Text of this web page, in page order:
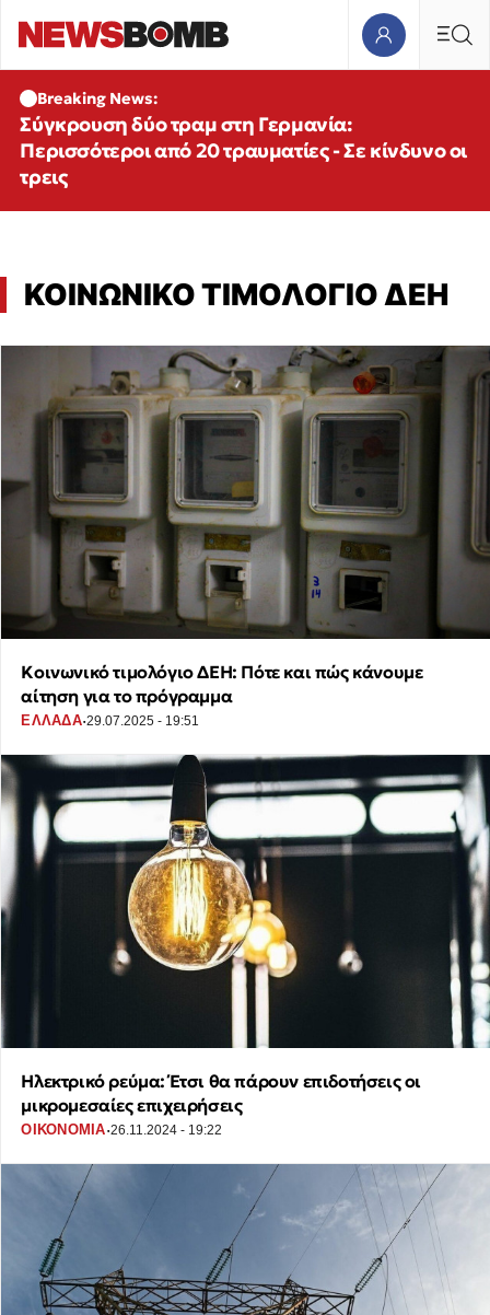
Breaking News:
Σύγκρουση δύο τραμ στη Γερμανία:
Περισσότεροι από 20 τραυματίες - Σε κίνδυνο οι
τρεις
ΚΟΙΝΩΝΙΚΟ ΤΙΜΟΛΟΓΙΟ ΔΕΗ
Κοινωνικό τιμολόγιο ΔΕΗ: Πότε και πώς κάνουμε
αίτηση για το πρόγραμμα
ΕΛΛΑΔΑ·29.07.2025 - 19:51
Ηλεκτρικό ρεύμα: Έτσι θα πάρουν επιδοτήσεις οι
μικρομεσαίες επιχειρήσεις
ΟΙΚΟΝΟΜΙΑ·26.11.2024 - 19:22